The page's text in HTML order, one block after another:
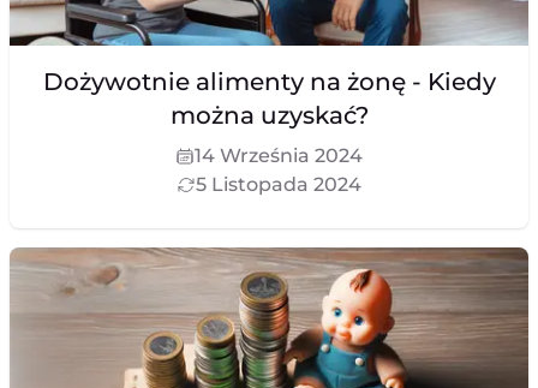
Dożywotnie alimenty na żonę - Kiedy
można uzyskać?
14 Września 2024
5 Listopada 2024